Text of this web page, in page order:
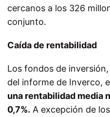
cercanos a los 326
conjunto.
Caída de rentabilidad
Los fondos de
del informe de Inverco,
una rentabilidad media
0,7%. A excepción de